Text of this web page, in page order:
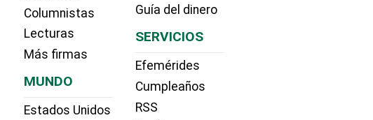
Columnistas
Lecturas
Más firmas
MUNDO
Estados Unidos
Guía del dinero
SERVICIOS
Efemérides
Cumpleaños
RSS